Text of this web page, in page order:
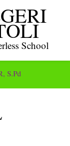
School
S.Pd